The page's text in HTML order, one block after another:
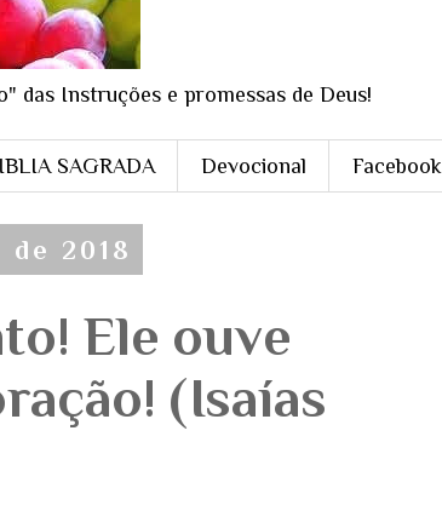
das Instruções e promessas de Deus!
SAGRADA Devocional Facebook
2018
Ele ouve
(Isaías